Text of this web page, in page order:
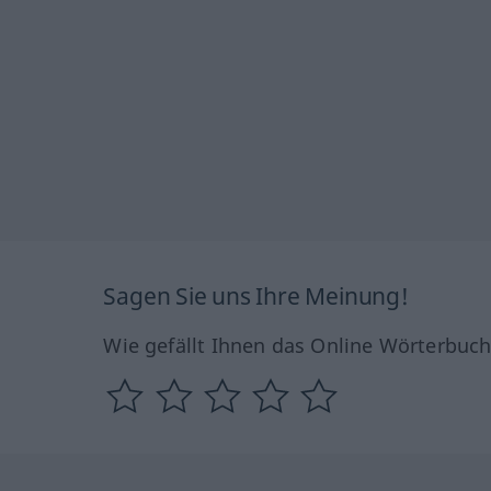
Sagen Sie uns Ihre Meinung!
Wie gefällt Ihnen das Online